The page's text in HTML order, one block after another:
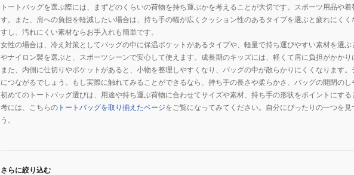
トートバッグを選ぶ際には、まずどのくらいの荷物を持ち運ぶかを考えることが大切です。スポーツ用品や
す。また、肩への負担を軽減したい場合は、持ち手の幅が広くクッション性のあるタイプを選ぶと疲れにく
すし、汚れにくい素材ならお手入れも簡単です。
女性の場合は、冷え対策としてバッグの中に保温ポケットがあるタイプや、軽量で持ち運びやすい素材を選
やナイロン製を選ぶと、スポーツシーンで安心して使えます。成長期のキッズには、軽くて肩に負担がかかり
また、内側に仕切りやポケットがあると、小物を整理しやすくなり、バッグの中が散らかりにくくなります
につながるでしょう。もし実際に触れてみることができるなら、持ち手の長さや柔らかさ、バッグの開閉のし
初めてのトートバッグ選びは、用途や持ち運ぶ荷物に合わせてサイズや素材、持ち手の形状をポイントにす
考には、こちらの トートバッグを取り揃えたページをご覧になってみてください。自分にぴったりの一つを
う。
さらに絞り込む